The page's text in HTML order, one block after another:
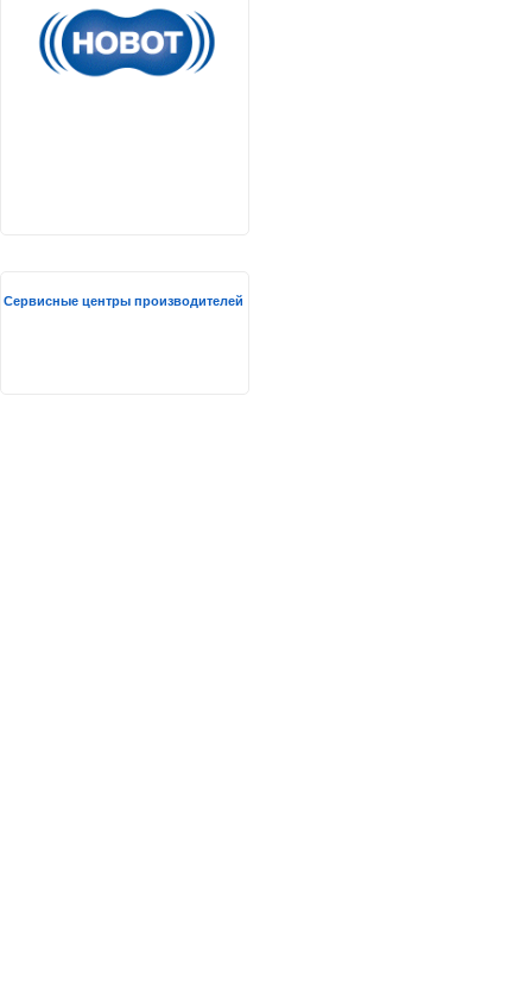
Сервисные центры производителей